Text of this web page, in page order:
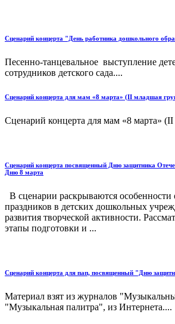
Сценарий концерта "День работника дошкольного
Песенно-танцевальное выступление
сотрудников детского сада....
Сценарий концерта для мам «8 марта» (II младшая
Сценарий концерта для мам «8 марта»
Сценарий концерта посвященный Дню защитника
Дню 8 марта
В сценарии раскрываются особенности
праздников в детских дошкольных
развития творческой активности.
этапы подготовки и ...
Сценарий концерта для пап, посвященный "Дню
Материал взят из журналов
"Музыкальная палитра", из Интернета....